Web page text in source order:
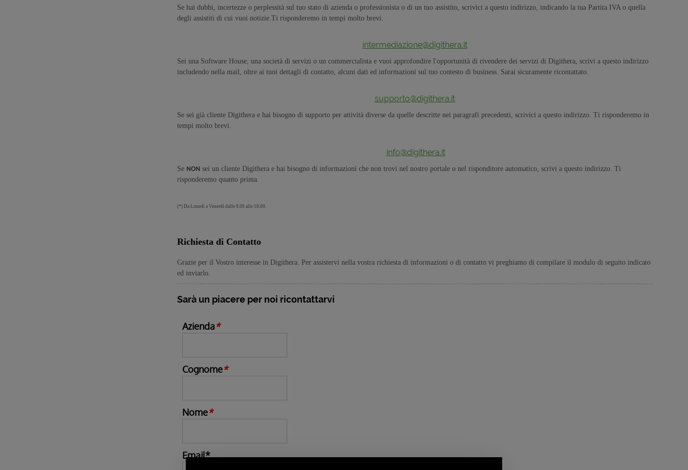
Se hai dubbi, incertezze o perplessità sul tuo stato di azienda o professionista o di un tuo assistito, scrivici a questo indirizzo, indicando la tua Partita IVA o quella
degli assistiti di cui vuoi notizie.Ti risponderemo in tempi molto brevi.
intermediazione@digithera.it
Sei una Software House, una società di servizi o un commercialista e vuoi approfondire l'opportunità di rivendere dei servizi di Digithera, scrivi a questo indirizzo
includendo nella mail, oltre ai tuoi dettagli di contatto, alcuni dati ed informazioni sul tuo contesto di business. Sarai sicuramente ricontattato.
supporto@digithera.it
Se sei già cliente Digithera e hai bisogno di supporto per attività diverse da quelle descritte nei paragrafi precedenti, scrivici a questo indirizzo. Ti risponderemo in
tempi molto brevi.
info@digithera.it
Se NON sei un cliente Digithera e hai bisogno di informazioni che non trovi nel nostro portale o nel risponditore automatico, scrivi a questo indirizzo. Ti
risponderemo quanto prima.
(*) Da Lunedì a Venerdì dalle 9.00 alle 18.00.
Richiesta di Contatto
Grazie per il Vostro interesse in Digithera. Per assistervi nella vostra richiesta di informazioni o di contatto vi preghiamo di compilare il modulo di seguito indicato
ed inviarlo.
Sarà un piacere per noi ricontattarvi
Azienda*
Cognome*
Nome*
Email*